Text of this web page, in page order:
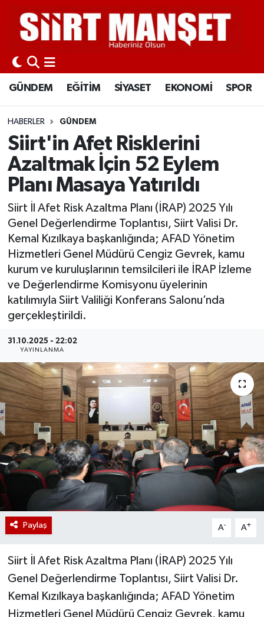
GÜNDEM EĞİTİM SİYASET EKONOMİ SPOR
HABERLER GÜNDEM
Siirt'in Afet Risklerini
Azaltmak İçin 52 Eylem
Planı Masaya Yatırıldı
Siirt İl Afet Risk Azaltma Planı (İRAP) 2025 Yılı
Genel Değerlendirme Toplantısı, Siirt Valisi Dr.
Kemal Kızılkaya başkanlığında; AFAD Yönetim
Hizmetleri Genel Müdürü Cengiz Gevrek, kamu
kurum ve kuruluşlarının temsilcileri ile İRAP İzleme
ve Değerlendirme Komisyonu üyelerinin
katılımıyla Siirt Valiliği Konferans Salonu’nda
gerçekleştirildi.
31.10.2025 - 22:02
YAYINLANMA
Paylaş A- A+
Siirt İl Afet Risk Azaltma Planı (İRAP) 2025 Yılı
Genel Değerlendirme Toplantısı, Siirt Valisi Dr.
Kemal Kızılkaya başkanlığında; AFAD Yönetim
Hizmetleri Genel Müdürü Cengiz Gevrek, kamu
GÜNDEM
EĞİTİM
SİYASET
EKONOMİ
SPOR
KÜLTÜR-SANAT
SAĞLIK-YAŞAM
Siirt Nöbetçi Eczaneler
Siirt Hava Durumu
Siirt Namaz Vakitleri
Siirt Trafik Yoğunluk Haritası
Süper Lig Puan Durumu ve Fikstür
Son Dakika Haberleri
Haber Arşivi